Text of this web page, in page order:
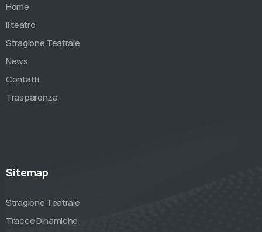
Home
Il teatro
Stragione Teatrale
News
Contatti
Trasparenza
Sitemap
Stragione Teatrale
Tracce Dinamiche